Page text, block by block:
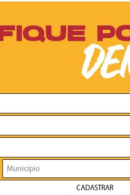
CADASTRAR